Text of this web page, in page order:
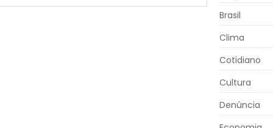
Brasil
Clima
Cotidiano
Cultura
Denúncia